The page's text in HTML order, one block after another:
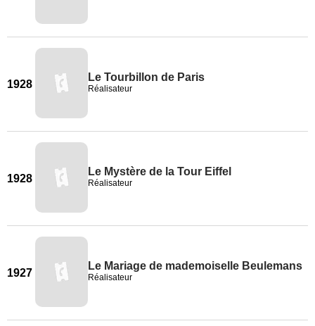
1928
Le Tourbillon de Paris
Réalisateur
1928
Le Mystère de la Tour Eiffel
Réalisateur
1927
Le Mariage de mademoiselle Beulemans
Réalisateur